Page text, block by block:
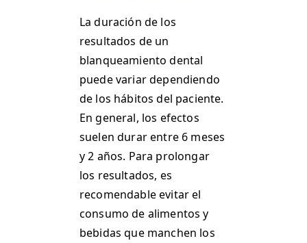
La duración de los
resultados de un
blanqueamiento dental
puede variar dependiendo
de los hábitos del paciente.
En general, los efectos
suelen durar entre 6 meses
y 2 años. Para prolongar
los resultados, es
recomendable evitar el
consumo de alimentos y
bebidas que manchen los